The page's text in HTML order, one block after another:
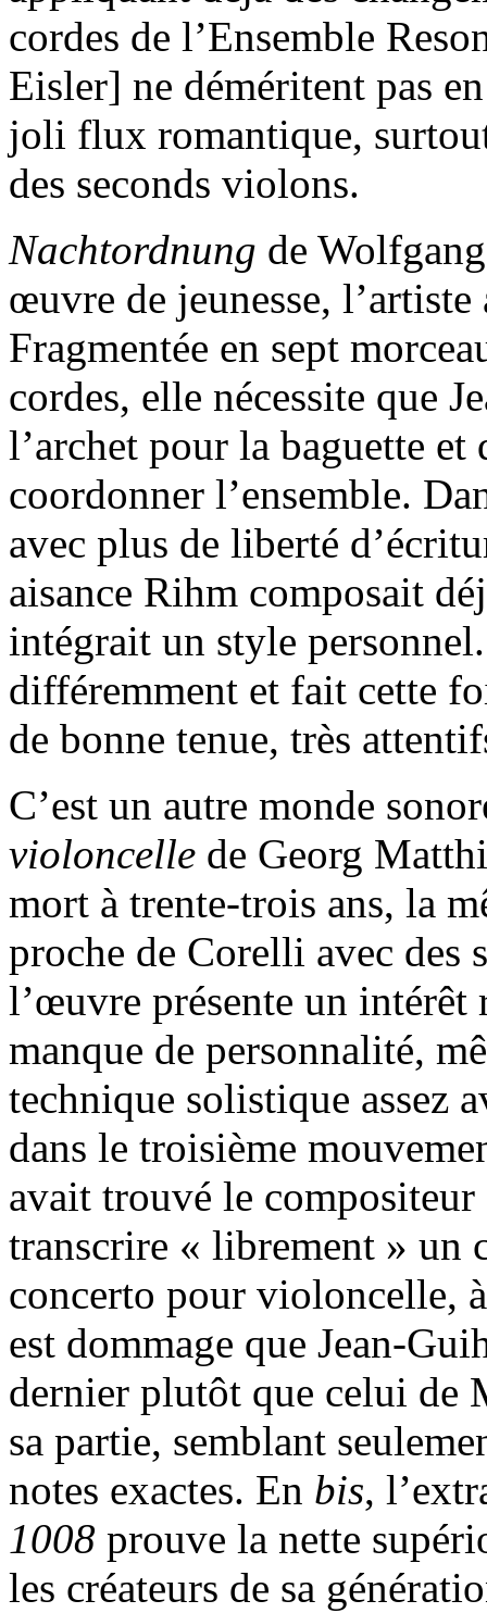
cordes de l’Ensemble
Eisler] ne déméritent pas
joli flux romantique,
des seconds violons.
Nachtordnung de
œuvre de jeunesse,
Fragmentée en sept
cordes, elle nécessite que
l’archet pour la baguette et
coordonner l’ensemble.
avec plus de liberté
aisance Rihm composait
intégrait un style
différemment et fait cette
de bonne tenue, très
C’est un autre monde
violoncelle de Georg
mort à trente-trois ans, la
proche de Corelli avec des
l’œuvre présente un
manque de personnalité,
technique solistique assez
dans le troisième
avait trouvé le
transcrire « librement » un
concerto pour violoncelle,
est dommage que Jean-
dernier plutôt que celui de
sa partie, semblant
notes exactes. En bis,
1008 prouve la nette
les créateurs de sa